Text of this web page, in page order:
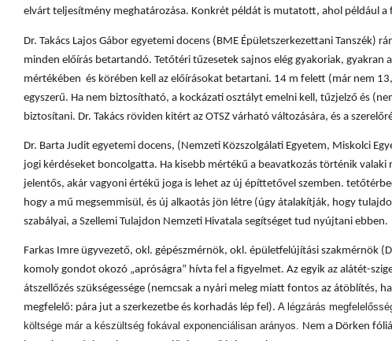
elvárt teljesítmény meghatározása. Konkrét példát is mutatott, ahol például
Dr. Takács Lajos Gábor egyetemi docens (BME Épületszerkezettani
minden előírás betartandó. Tetőtéri tűzesetek sajnos elég gyakoriak,
mértékében és körében kell az előírásokat betartani. 14 m felett (már nem
egyszerű. Ha nem biztosítható, a kockázati osztályt emelni kell, tűzjelző és
biztosítani. Dr. Takács röviden kitért az OTSZ várható változására, és a
Dr. Barta Judit egyetemi docens, (Nemzeti Közszolgálati Egyetem, Miskolci
jogi kérdéseket boncolgatta. Ha kisebb mértékű a beavatkozás történik
jelentős, akár vagyoni értékű joga is lehet az új építtetővel szemben.
hogy a mű megsemmisül, és új alkaotás jön létre (úgy átalakítják, hogy
szabályai, a Szellemi Tulajdon Nemzeti Hivatala segítséget tud nyújtani ebben.
Farkas Imre ügyvezető, okl. gépészmérnök, okl. épületfelújítási szakmérnök
komoly gondot okozó „apróságra” hívta fel a figyelmet. Az egyik az alátét-
átszellőzés szükségessége (nemcsak a nyári meleg miatt fontos az átöblítés,
megfelelő: pára jut a szerkezetbe és korhadás lép fel). A légzárás
költsége már a készültség fokával exponenciálisan arányos. Nem a Dörken